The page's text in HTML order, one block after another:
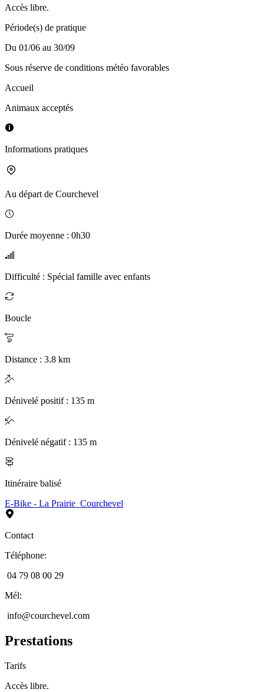
Accès libre.
Période(s) de pratique
Du 01/06 au 30/09
Sous réserve de conditions météo favorables
Accueil
Animaux acceptés
Informations pratiques
Au départ de Courchevel
Durée moyenne : 0h30
Difficulté : Spécial famille avec enfants
Boucle
Distance : 3.8 km
Dénivelé positif: 135 m
Dénivelé négatif: 135 m
Itinéraire balisé
E-Bike - La Prairie_Courchevel
Contact
Téléphone:
04 79 08 00 29
Mél:
info@courchevel.com
Prestations
Tarifs
Accès libre.